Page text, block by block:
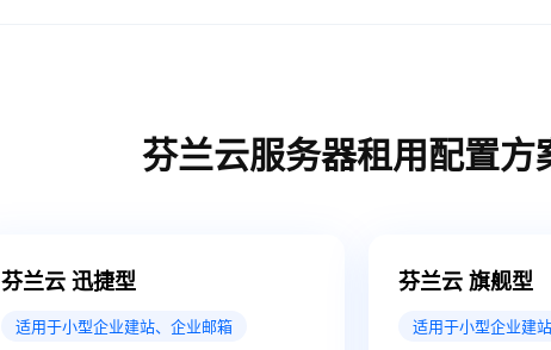
芬兰云服务器租用配置方
芬兰云 迅捷型
适用于小型企业建站、企业邮箱
芬兰云 旗舰型
适用于小型企业建